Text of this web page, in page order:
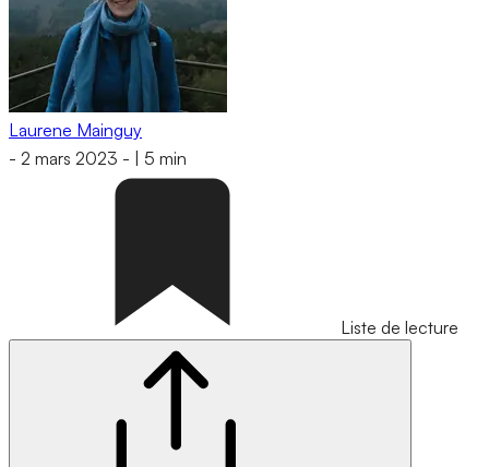
Laurene Mainguy
- 2 mars 2023 - 5 min
Liste de lecture